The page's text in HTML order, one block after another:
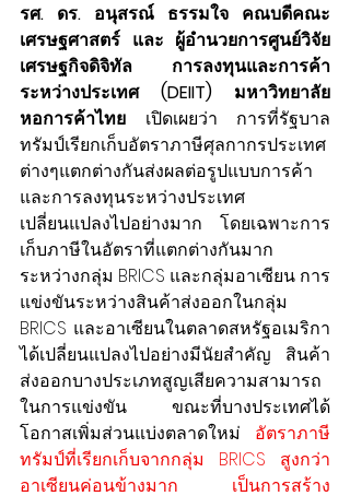
รศ. ดร. อนุสรณ์ ธรรมใจ คณบดีคณะ
เศรษฐศาสตร์ และ ผู้อำนวยการศูนย์วิจัย
เศรษฐกิจดิจิทัล การลงทุนและการค้า
ระหว่างประเทศ (DEIIT) มหาวิทยาลัย
หอการค้าไทย เปิดเผยว่า การที่รัฐบาล
ทรัมป์เรียกเก็บอัตราภาษีศุลกากรประเทศ
ต่างๆแตกต่างกันส่งผลต่อรูปแบบการค้า
และการลงทุนระหว่างประเทศ
เปลี่ยนแปลงไปอย่างมาก โดยเฉพาะการ
เก็บภาษีในอัตราที่แตกต่างกันมาก
ระหว่างกลุ่ม BRICS และกลุ่มอาเซียน การ
แข่งขันระหว่างสินค้าส่งออกในกลุ่ม
BRICS และอาเซียนในตลาดสหรัฐอเมริกา
ได้เปลี่ยนแปลงไปอย่างมีนัยสำคัญ สินค้า
ส่งออกบางประเภทสูญเสียความสามารถ
ในการแข่งขัน ขณะที่บางประเทศได้
โอกาสเพิ่มส่วนแบ่งตลาดใหม่ อัตราภาษี
ทรัมป์ที่เรียกเก็บจากกลุ่ม BRICS สูงกว่า
อาเซียนค่อนข้างมาก เป็นการสร้าง